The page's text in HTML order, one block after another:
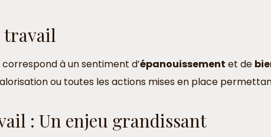
travail
à un sentiment d’épanouissement et de
ou toutes les actions mises en place
: Un enjeu grandissant